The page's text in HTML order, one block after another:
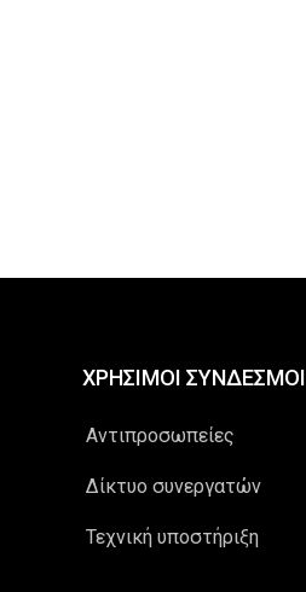
ΧΡΗΣΙΜΟΙ ΣΥΝΔΕΣΜΟΙ
Αντιπροσωπείες
Δίκτυο συνεργατών
Τεχνική υποστήριξη